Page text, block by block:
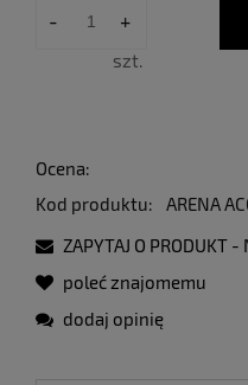
momentu, kiedy produkt
- +
szt.
Ocena:
Kod produktu:
ARENA
ZAPYTAJ O PRODUKT -
poleć znajomemu
dodaj opinię